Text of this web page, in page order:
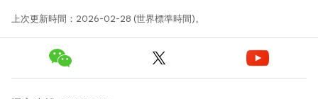
上次更新時間：2026-02-28 (世界標準時間)。